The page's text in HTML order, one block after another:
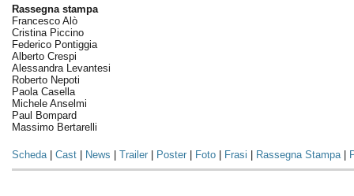
Rassegna stampa
Francesco Alò
Cristina Piccino
Federico Pontiggia
Alberto Crespi
Alessandra Levantesi
Roberto Nepoti
Paola Casella
Michele Anselmi
Paul Bompard
Massimo Bertarelli
Scheda| Cast| News Trailer| Poster| Foto| Frasi Rassegna Stampa|